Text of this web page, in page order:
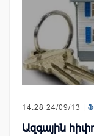
14:28 24/09/13 |
Ազգային